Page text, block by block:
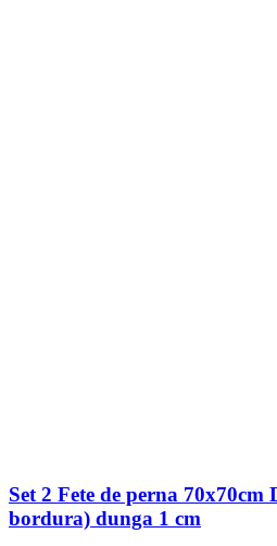
Set 2 Fete de perna 70x70cm
bordura) dunga 1 cm